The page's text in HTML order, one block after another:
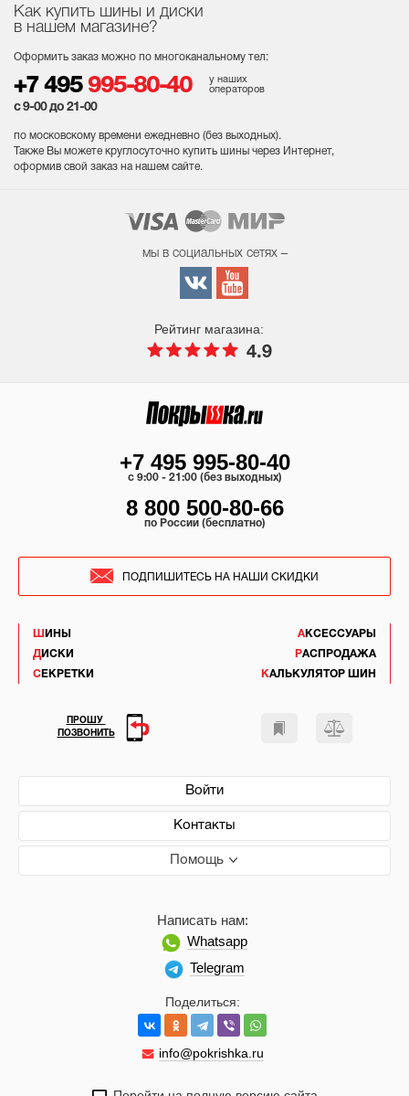
Как купить шины и диски
в нашем магазине?
Оформить заказ можно по многоканальному тел:
+7 495 995-80-40
у наших
операторов
с 9-00 до 21-00
по московскому времени ежедневно (без выходных).
Также Вы можете круглосуточно купить шины через Интернет,
оформив свой заказ на нашем сайте.
мы в социальных сетях –
Рейтинг магазина:
4.9
ШИНЫ
ДИСКИ
СЕКРЕТКИ
АКСЕССУАРЫ
РАСПРОДАЖА
КАЛЬКУЛЯТОР ШИН
Войти
Контакты
Помощь
Поделиться:
info@pokrishka.ru
Написать нам:
Whatsapp
Telegram
+7 495 995-80-40
c 9:00 - 21:00 (без выходных)
8 800 500-80-66
по России (бесплатно)
ПОДПИШИТЕСЬ НА НАШИ СКИДКИ
ПРОШУ
ПОЗВОНИТЬ